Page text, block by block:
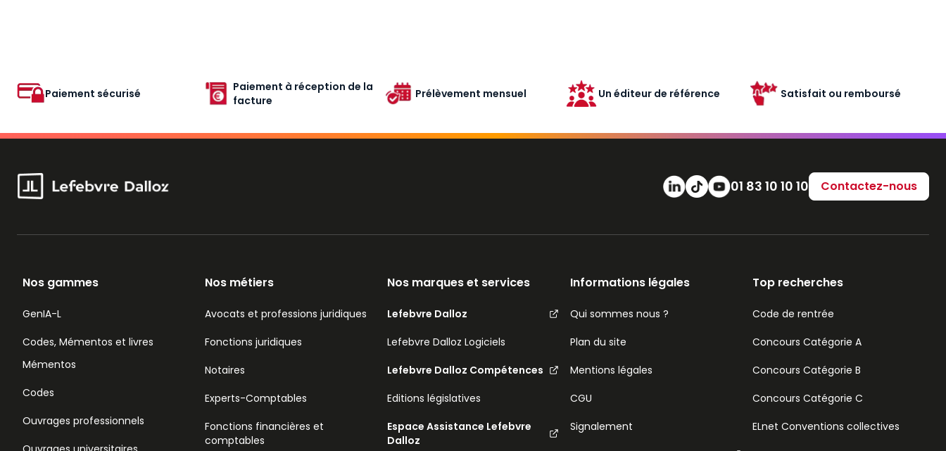
Paiement sécurisé
Paiement à réception de la
facture
Prélèvement mensuel Un éditeur de référence Satisfait ou remboursé
Numéro de téléphone
01 83 10 10 10 Contactez-nous
Nos gammes
GenIA-L
Codes, Mémentos et livres
Mémentos
Codes
Ouvrages professionnels
Nos métiers
Avocats et professions juridiques
Fonctions juridiques
Notaires
Experts-Comptables
Fonctions financières et
comptables
Nos marques et services
Lefebvre Dalloz
Lefebvre Dalloz Logiciels
Lefebvre Dalloz Compétences
Editions législatives
Espace Assistance Lefebvre
Dalloz
Informations légales
Qui sommes nous ?
Plan du site
Mentions légales
CGU
Signalement
Top recherches
Code de rentrée
Concours Catégorie A
Concours Catégorie B
Concours Catégorie C
ELnet Conventions collectives